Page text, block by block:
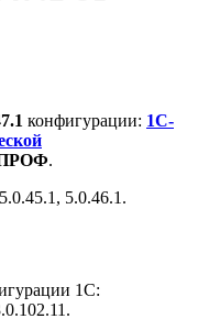
конфигурации: 1С-
.
5.0.46.1.
1С: